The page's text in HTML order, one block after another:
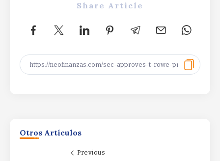
Share Article
Otros Artículos
Previous